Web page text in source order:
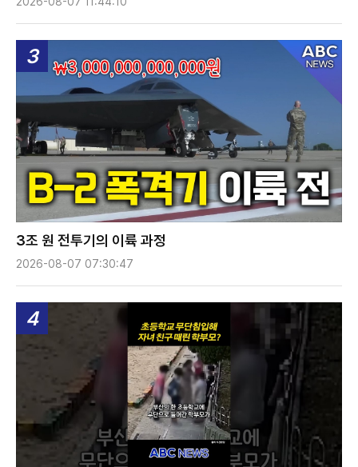
3
3조 원 전투기의 이륙 과정
2026-08-07 07:30:47
4